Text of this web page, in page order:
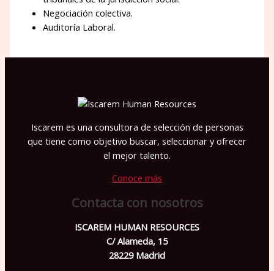
Negociación colectiva.
Auditoría Laboral.
Iscarem es una consultora de selección de personas
que tiene como objetivo buscar, seleccionar y ofrecer
el mejor talento.
Conoce más
Contacta con nosotros
ISCAREM HUMAN RESOURCES
C/ Alameda, 15
28229 Madrid